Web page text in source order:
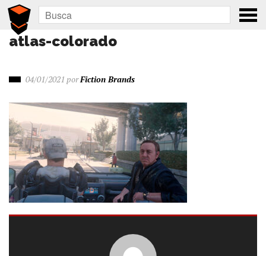
atlas-colorado
04/01/2021 porFiction Brands